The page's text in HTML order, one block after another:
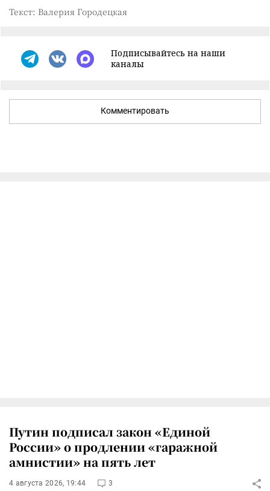
Текст: Валерия Городецкая
Подписывайтесь на наши
каналы
Комментировать
Путин подписал закон «Единой
России» о продлении «гаражной
амнистии» на пять лет
4 августа 2026, 19:44 3